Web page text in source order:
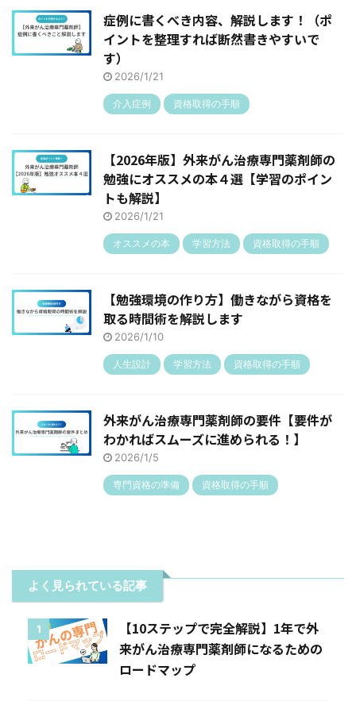
症例に書くべき内容、解説します！（ポ
イントを整理すれば断然書きやすいで
す）
2026/1/21
介入症例 資格取得の手順
【2026年版】外来がん治療専門薬剤師の
勉強にオススメの本４選【学習のポイン
トも解説】
2026/1/21
オススメの本 学習方法 資格取得の手順
【勉強環境の作り方】働きながら資格を
取る時間術を解説します
2026/1/10
人生設計 学習方法 資格取得の手順
外来がん治療専門薬剤師の要件【要件が
わかればスムーズに進められる！】
2026/1/5
専門資格の準備 資格取得の手順
よく見られている記事
1
【10ステップで完全解説】1年で外
来がん治療専門薬剤師になるための
ロードマップ